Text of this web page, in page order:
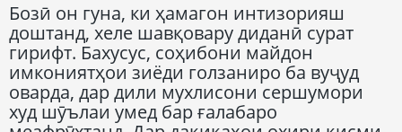
Бозӣ он гуна, ки ҳамагон интизорияш
доштанд, хеле шавқовару диданӣ сурат
гирифт. Бахусус, соҳибони майдон
имкониятҳои зиёди голзаниро ба вуҷуд
оварда, дар дили мухлисони сершумори
худ шӯълаи умед бар ғалабаро